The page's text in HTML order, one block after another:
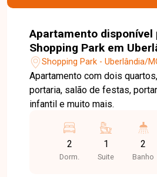
Apartamento disponível
Shopping Park em
Shopping Park - Uberlândia/
Apartamento com dois
portaria, salão de festas,
infantil e muito mais.
2
Dorm.
1
Suite
2
Banho